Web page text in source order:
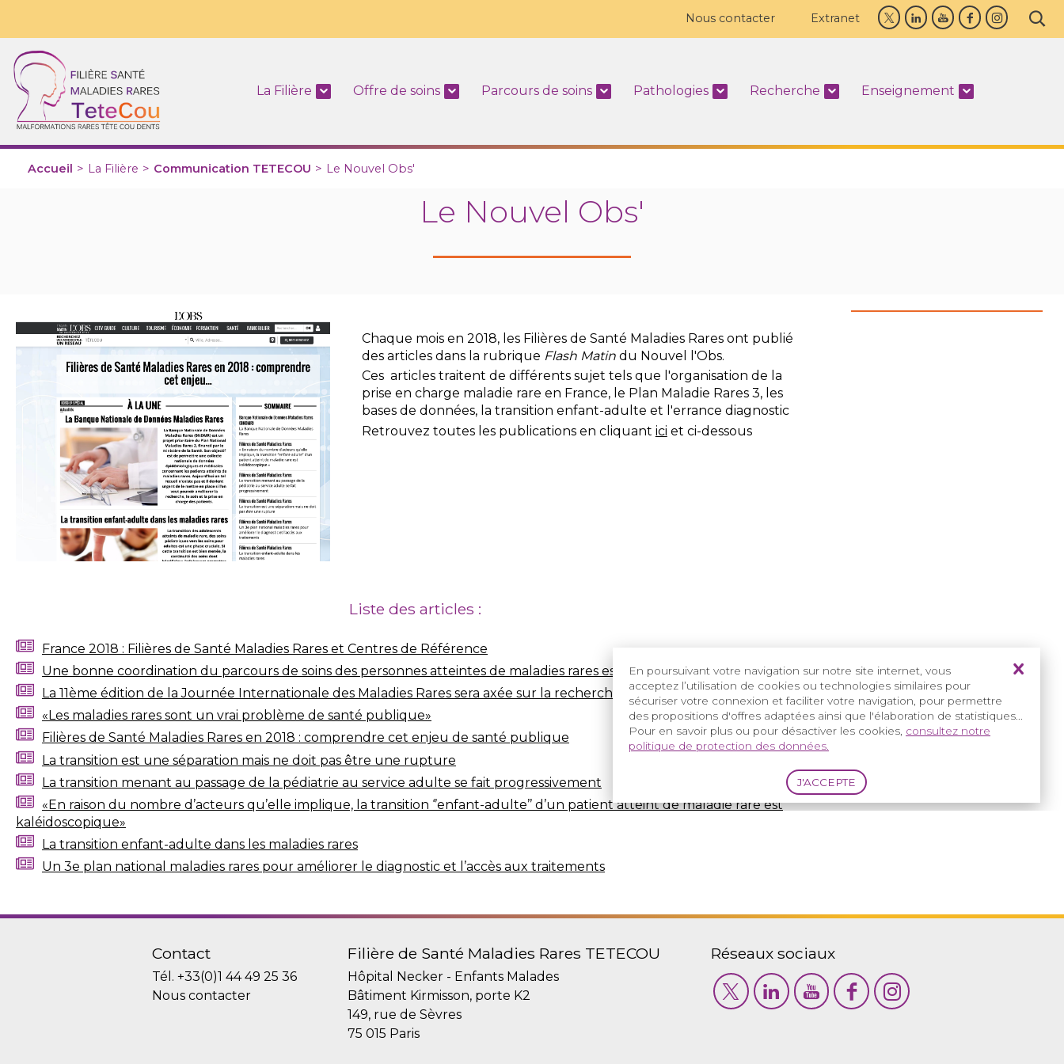
En poursuivant votre navigation sur notre site internet, vous
acceptez l’utilisation de cookies ou technologies similaires pour
sécuriser votre connexion et faciliter votre navigation, pour permettre
des propositions d'offres adaptées ainsi que l'élaboration de statistiques...
Pour en savoir plus ou pour désactiver les cookies, consultez notre
politique de protection des données.
Nous contacter Extranet
La Filière Offre de soins Parcours de soins Pathologies Recherche Enseignement
Accueil > La Filière > Communication TETECOU > Le Nouvel Obs'
Le Nouvel Obs'
Chaque mois en 2018, les Filières de Santé Maladies Rares ont publié
des articles dans la rubrique Flash Matin du Nouvel l'Obs.
Ces articles traitent de différents sujet tels que l'organisation de la
prise en charge maladie rare en France, le Plan Maladie Rares 3, les
bases de données, la transition enfant-adulte et l'errance diagnostic
Retrouvez toutes les publications en cliquant ici et ci-dessous
Liste des articles :
France 2018 : Filières de Santé Maladies Rares et Centres de Référence
Une bonne coordination du parcours de soins des personnes atteintes de maladies rares est essentielle
La 11ème édition de la Journée Internationale des Maladies Rares sera axée sur la recherche
«Les maladies rares sont un vrai problème de santé publique»
Filières de Santé Maladies Rares en 2018 : comprendre cet enjeu de santé publique
La transition est une séparation mais ne doit pas être une rupture
La transition menant au passage de la pédiatrie au service adulte se fait progressivement
«En raison du nombre d’acteurs qu’elle implique, la transition ‘’enfant-adulte’’ d’un patient atteint de maladie rare est
kaléidoscopique»
La transition enfant-adulte dans les maladies rares
Un 3e plan national maladies rares pour améliorer le diagnostic et l’accès aux traitements
Contact
Tél.+33(0)1 44 49 25 36
Nous contacter
Filière de Santé Maladies Rares TETECOU
Hôpital Necker - Enfants Malades
Bâtiment Kirmisson, porte K2
149, rue de Sèvres
75 015 Paris
Réseaux sociaux